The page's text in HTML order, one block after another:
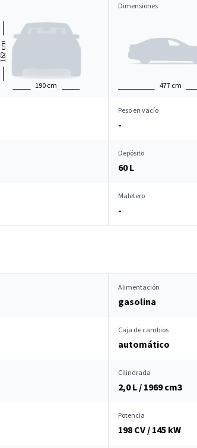
190 cm
162
cm
Dimensiones
477 cm
Peso en vacío
-
Depósito
60 L
Maletero
-
Alimentación
gasolina
Caja de cambios
automático
Cilindrada
2,0 L / 1969 cm3
Potencia
198 CV / 145 kW